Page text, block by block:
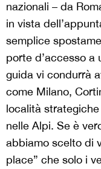
nazionali – da
in vista
semplice
porte d’accesso a
guida vi condurrà
come Milano,
località
nelle Alpi. Se è
abbiamo scelto di
place” che solo i